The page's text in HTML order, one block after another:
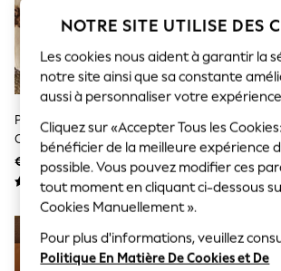
Polo Shirts
Shirts
Shorts
Sunglasses
Vests
Boys Holiday Shop
All Swimwear
Ponchos & Toweling sets
Sun Hats & Caps
Polo Shirts
Rash Vests
Sandals & Sliders
Shirts
Plaid Polaire Charlie Le
Cockapoo
€ 14 - € 33
Jeté De Lit
Imprimé
€ 48 - € 83
NOTRE SITE UTILISE DES
Les cookies nous aident à garantir la
notre site ainsi que sa constante
aussi à personnaliser votre
Cliquez sur «Accepter Tous les
bénéficier de la meilleure expérience
possible. Vous pouvez modifier ces
tout moment en cliquant ci-dessous
Cookies Manuellement ».
Pour plus d'informations, veuillez
Politique En Matière De Cookies et De